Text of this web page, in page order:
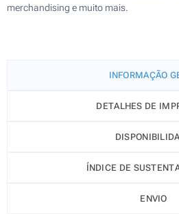
merchandising e muito mais.
INFORMAÇÃO
DETALHES DE
ÍNDICE DE
ENVIO